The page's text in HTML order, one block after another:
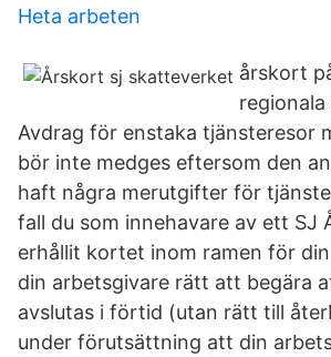
Heta arbeten
årskort
Avdrag för enstaka tjänsteresor
bör inte medges eftersom den
haft några merutgifter för
fall du som innehavare av ett SJ
erhållit kortet inom ramen för
din arbetsgivare rätt att begära
avslutas i förtid (utan rätt till
under förutsättning att din